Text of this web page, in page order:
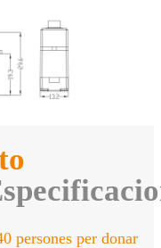
persones per donar